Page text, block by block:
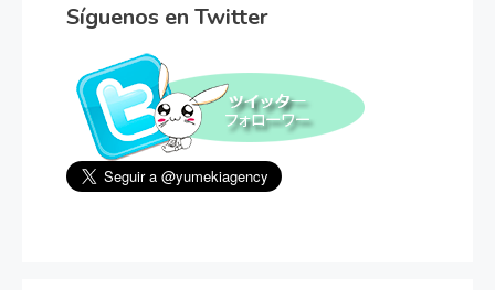
Síguenos en Twitter